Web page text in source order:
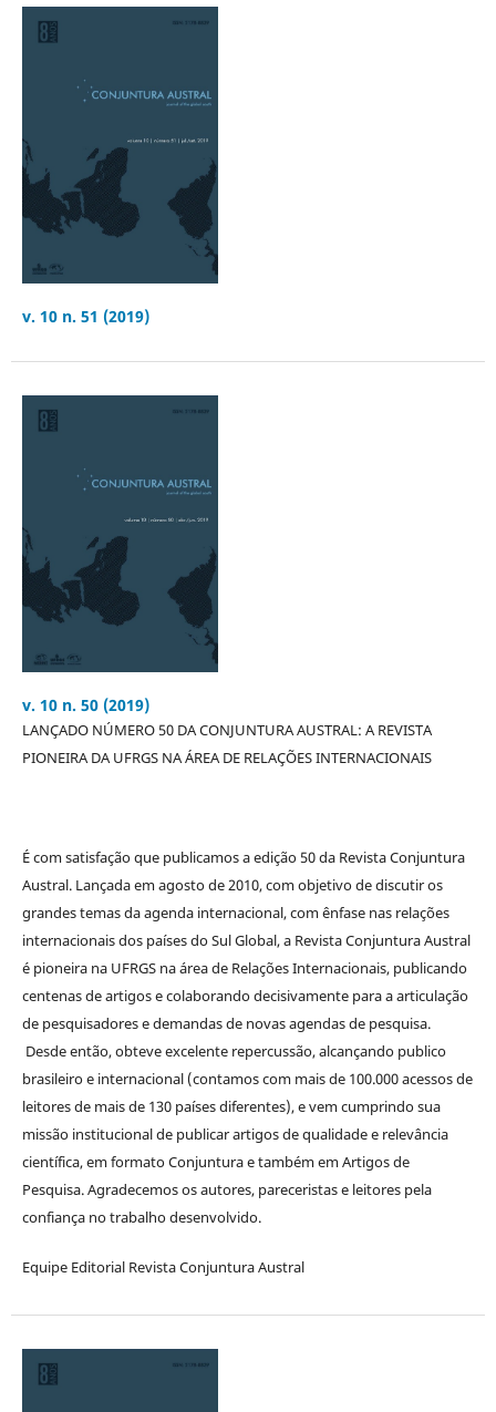
v. 10 n. 51 (2019)
v. 10 n. 50 (2019)
LANÇADO NÚMERO 50 DA CONJUNTURA AUSTRAL: A REVISTA
PIONEIRA DA UFRGS NA ÁREA DE RELAÇÕES INTERNACIONAIS
É com satisfação que publicamos a edição 50 da Revista Conjuntura
Austral. Lançada em agosto de 2010, com objetivo de discutir os
grandes temas da agenda internacional, com ênfase nas relações
internacionais dos países do Sul Global, a Revista Conjuntura Austral
é pioneira na UFRGS na área de Relações Internacionais, publicando
centenas de artigos e colaborando decisivamente para a articulação
de pesquisadores e demandas de novas agendas de pesquisa.
Desde então, obteve excelente repercussão, alcançando publico
brasileiro e internacional (contamos com mais de 100.000 acessos de
leitores de mais de 130 países diferentes), e vem cumprindo sua
missão institucional de publicar artigos de qualidade e relevância
científica, em formato Conjuntura e também em Artigos de
Pesquisa. Agradecemos os autores, pareceristas e leitores pela
confiança no trabalho desenvolvido.
Equipe Editorial Revista Conjuntura Austral